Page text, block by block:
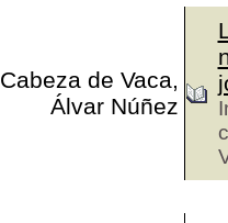
Cabeza de Vaca,
Álvar Núñez